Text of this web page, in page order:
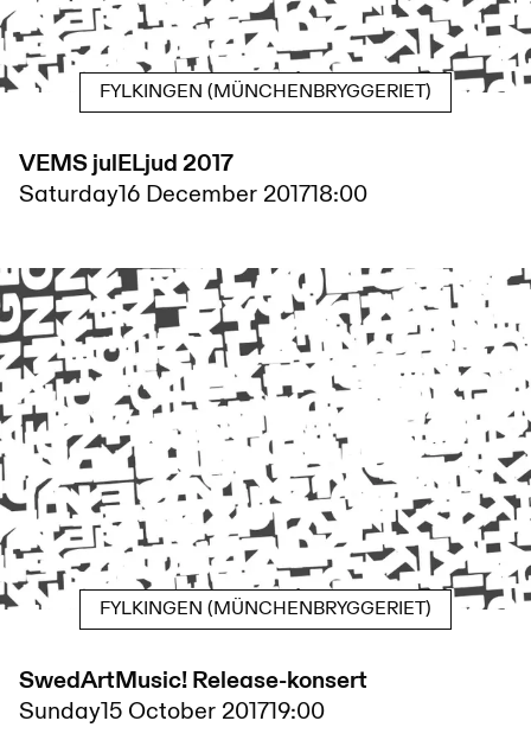
FYLKINGEN (MÜNCHENBRYGGERIET)
VEMS julELjud 2017
Saturday16 December 201718:00
FYLKINGEN (MÜNCHENBRYGGERIET)
SwedArtMusic! Release-konsert
Sunday15 October 201719:00